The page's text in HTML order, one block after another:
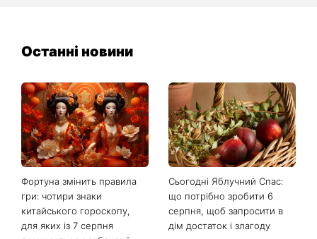
Останні новини
Фортуна змінить правила
гри: чотири знаки
китайського гороскопу,
для яких із 7 серпня
Сьогодні Яблучний Спас:
що потрібно зробити 6
серпня, щоб запросити в
дім достаток і злагоду